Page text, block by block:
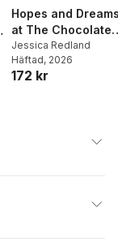
Hopes and
at The Chocolate
Pot Café
Jessica Redland
Häftad, 2026
172 kr